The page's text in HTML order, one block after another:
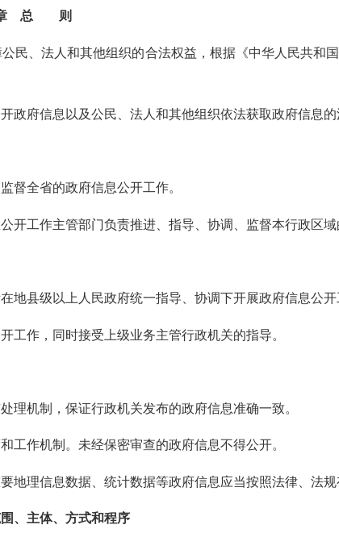
总 则
、法人和其他组织的合法权益，根据《中华人民共和
府信息以及公民、法人和其他组织依法获取政府信息的
全省的政府信息公开工作。
工作主管部门负责推进、指导、协调、监督本行政区域
县级以上人民政府统一指导、协调下开展政府信息公开
作，同时接受上级业务主管行政机关的指导。
机制，保证行政机关发布的政府信息准确一致。
作机制。未经保密审查的政府信息不得公开。
理信息数据、统计数据等政府信息应当按照法律、法规
、主体、方式和程序